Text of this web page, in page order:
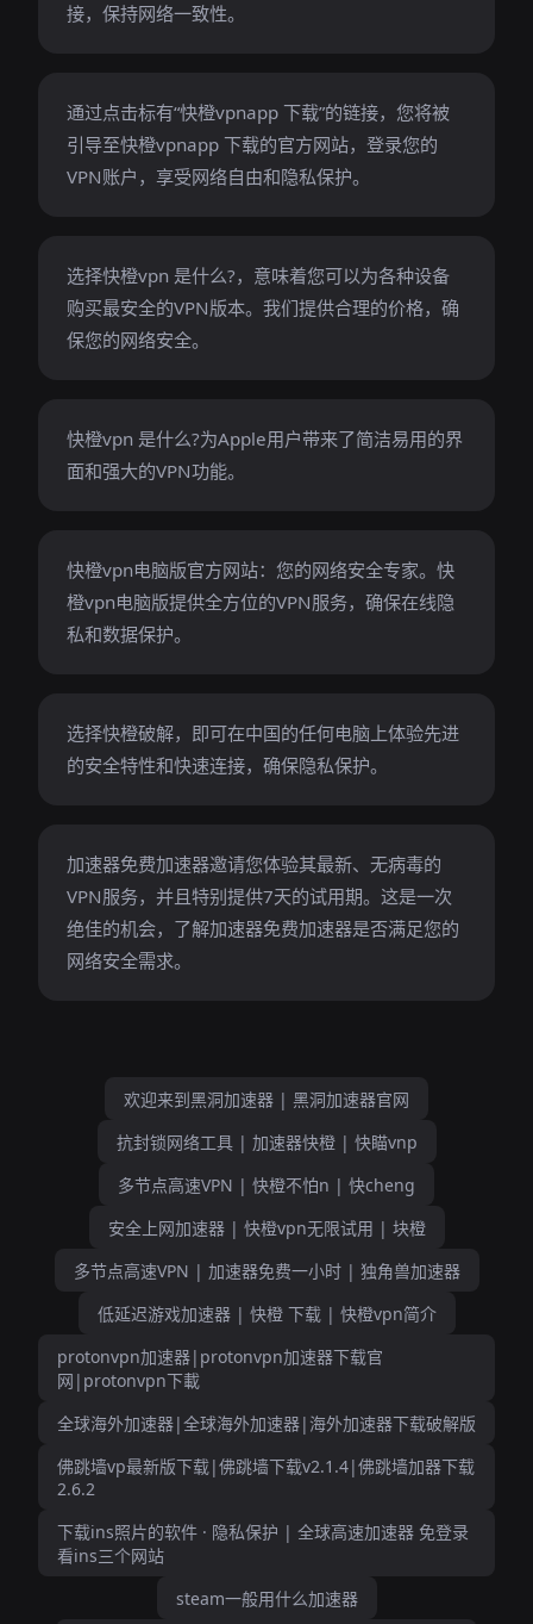
接，保持网络一致性。
通过点击标有“快橙vpnapp 下载”的链接，您将被
引导至快橙vpnapp 下载的官方网站，登录您的
VPN账户，享受网络自由和隐私保护。
选择快橙vpn 是什么?，意味着您可以为各种设备
购买最安全的VPN版本。我们提供合理的价格，确
保您的网络安全。
快橙vpn 是什么?为Apple用户带来了简洁易用的界
面和强大的VPN功能。
快橙vpn电脑版官方网站：您的网络安全专家。快
橙vpn电脑版提供全方位的VPN服务，确保在线隐
私和数据保护。
选择快橙破解，即可在中国的任何电脑上体验先进
的安全特性和快速连接，确保隐私保护。
加速器免费加速器邀请您体验其最新、无病毒的
VPN服务，并且特别提供7天的试用期。这是一次
绝佳的机会，了解加速器免费加速器是否满足您的
网络安全需求。
欢迎来到黑洞加速器 | 黑洞加速器官网
抗封锁网络工具 | 加速器快橙 | 快瞄vnp
多节点高速VPN | 快橙不怕n | 快cheng
安全上网加速器 | 快橙vpn无限试用 | 块橙
多节点高速VPN | 加速器免费一小时 | 独角兽加速器
低延迟游戏加速器 | 快橙 下载 | 快橙vpn简介
protonvpn加速器|protonvpn加速器下载官
网|protonvpn下載
全球海外加速器|全球海外加速器|海外加速器下载破解版
佛跳墙vp最新版下载|佛跳墙下载v2.1.4|佛跳墙加器下载
2.6.2
下载ins照片的软件 · 隐私保护 | 全球高速加速器 免登录
看ins三个网站
steam一般用什么加速器